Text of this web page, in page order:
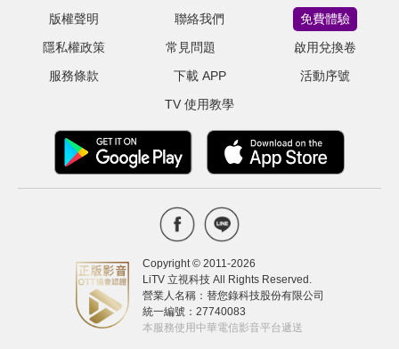
版權聲明
隱私權政策
服務條款
聯絡我們
常見問題
下載 APP
TV 使用教學
免費體驗
啟用兌換卷
活動序號
Copyright © 2011-2026
LiTV 立視科技 All Rights Reserved.
營業人名稱：替您錄科技股份有限公司
統一編號：27740083
本服務使用中華電信影音平台遞送